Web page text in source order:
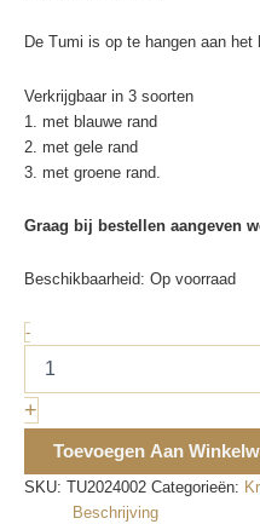
De Tumi is op te hangen aan het
Verkrijgbaar in 3 soorten
1. met blauwe rand
2. met gele rand
3. met groene rand.
Graag bij bestellen aangeven
Beschikbaarheid: Op voorraad
-Tumi
aantal
+
Toevoegen Aan
SKU: TU2024002 Categorieën:
Beschrijving